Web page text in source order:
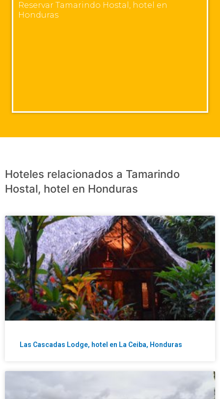
Reservar Tamarindo Hostal, hotel en
Honduras
Hoteles relacionados a Tamarindo
Hostal, hotel en Honduras
Las Cascadas Lodge, hotel en La Ceiba, Honduras